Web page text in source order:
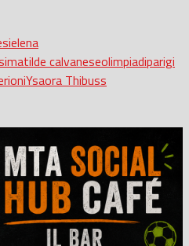
elena
matilde calvaneseolimpiadiparigi
Ysaora Thibuss